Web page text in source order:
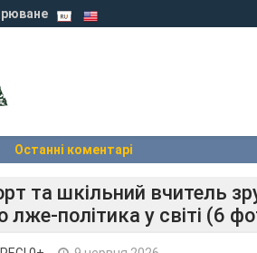
Останні коментарі
та шкільний вчитель
політика у світі (6